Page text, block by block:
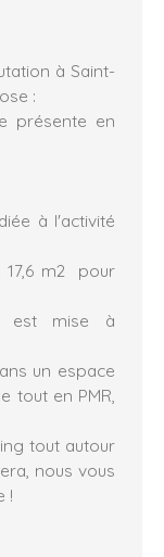
à Saint-
:
présente en
à l'activité
17,6 m2 pour
est mise à
un espace
tout en PMR,
tout autour
nous vous
!